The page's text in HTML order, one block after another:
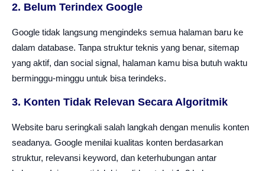
2. Belum Terindex Google
Google tidak langsung mengindeks semua halaman baru ke
dalam database. Tanpa struktur teknis yang benar, sitemap
yang aktif, dan social signal, halaman kamu bisa butuh waktu
berminggu-minggu untuk bisa terindeks.
3. Konten Tidak Relevan Secara Algoritmik
Website baru seringkali salah langkah dengan menulis konten
seadanya. Google menilai kualitas konten berdasarkan
struktur, relevansi keyword, dan keterhubungan antar